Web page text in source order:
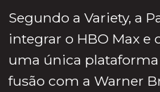
Segundo a Variety, a
integrar o HBO Max e
uma única
fusão com a Warner